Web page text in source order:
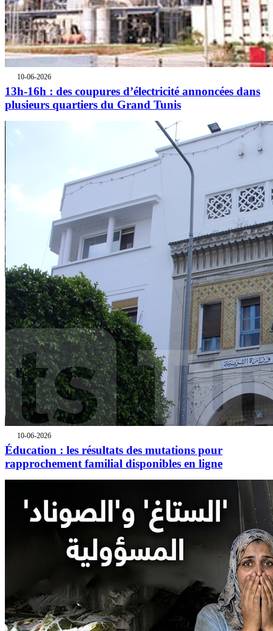
10-06-2026
13h-16h : des coupures d’électricité annoncées dans
plusieurs quartiers du Grand Tunis
10-06-2026
Éducation : les résultats des mutations pour
rapprochement familial disponibles en ligne